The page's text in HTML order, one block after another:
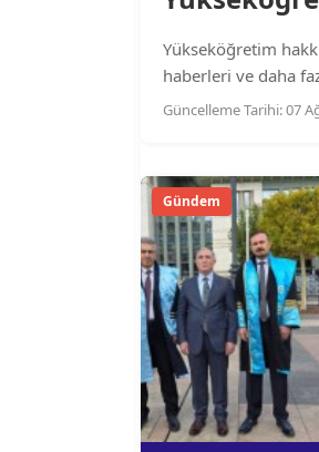
Yükseköğretim
haberleri ve daha
Güncelleme Tarihi: 07
Gündem